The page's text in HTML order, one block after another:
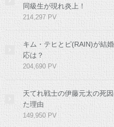
同級生が現れ炎上！
214,297 PV
キム・テヒとピ(RAIN)が結
応は？
204,690 PV
天てれ戦士の伊藤元太の死
た理由
149,950 PV